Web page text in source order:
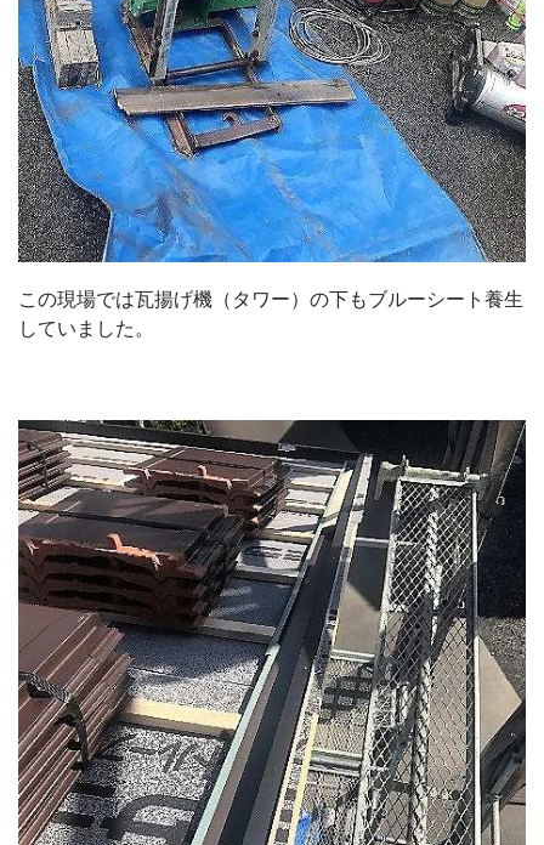
この現場では瓦揚げ機（タワー）の下もブルーシート養生
していました。